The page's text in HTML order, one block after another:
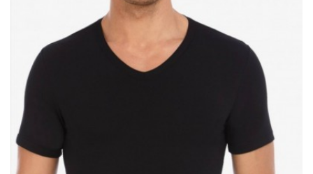
Baño de mujer
Ropa y complementos